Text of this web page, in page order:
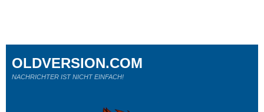
OLDVERSION.COM
NACHRICHTER IST NICHT EINFACH!